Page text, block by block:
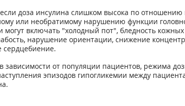
доза инсулина слишком высока по отношению
или необратимому нарушению функции
включать "холодный пот", бледность
нарушение ориентации, снижение
сердцебиение.
зависимости от популяции пациентов, режима
эпизодов гипогликемии между